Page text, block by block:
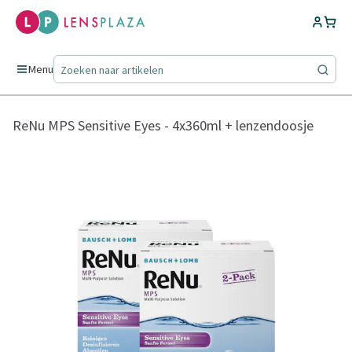
Menu
ReNu MPS Sensitive Eyes - 4x360ml + lenzendoosje